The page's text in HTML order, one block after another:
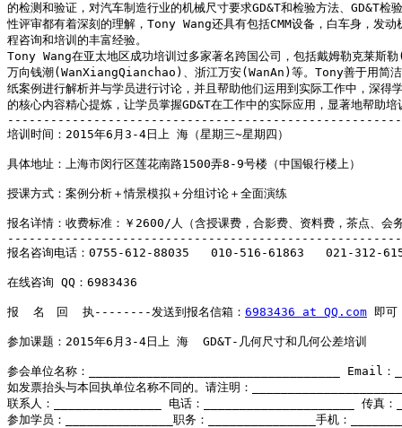
的检测和验证，对汽车制造行业的机械尺寸要求GD&T和检验方法、GD&T
性评审都有着深刻的理解，Tony Wang还具有包括CMM设备，白车身，发
程咨询和培训的丰富经验。
Tony Wang在亚太地区成功培训过多家著名跨国公司，包括戴姆勒克
万向钱潮(WanXiangQianchao)、浙江万安(WanAn)等。Tony善于用简洁
纸案例进行解析并与学员进行讨论，并且帮助他们运用到实际工作中，深
的核心内容精心提炼，让学员掌握GD&T在工作中的实际应用，显著地帮助
培训时间：2015年6月3-4日上 海（星期三~星期四）
具体地址：上海市闵行区莲花南路1500弄8-9号楼（中国银行楼上）
授课方式：案例分析＋情景模拟＋分组讨论＋全面演练
报名详情：收费标准：￥2600/人（含授课费，合影费、资料费，茶点、会
报名咨询电话：0755-612-88035   010-516-61863   021-312-
在线咨询 QQ：6983436
报  名　回  执--------发送到报名信箱： 6983436 at QQ.com 即可
参加课题：2015年6月3-4日上 海  GD&T-几何尺寸和几何公差培训
参会单位名称：___________________________________ Email
如发票抬头与本回执单位名称不同的。请注明：
联系人：_______________ 电话：_____________________ 传真
参加学员：_______________职务：_______________手机：